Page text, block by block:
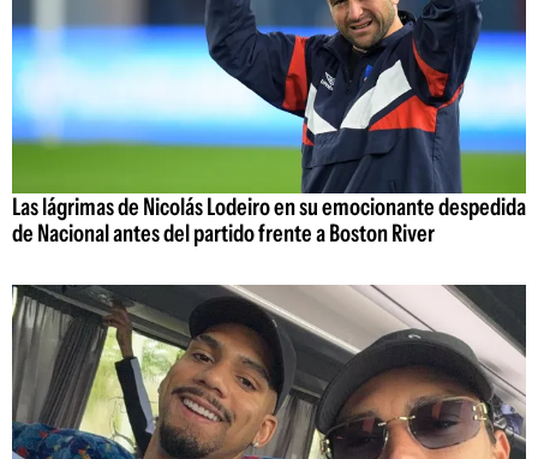
Las lágrimas de Nicolás Lodeiro en su emocionante despedida
de Nacional antes del partido frente a Boston River